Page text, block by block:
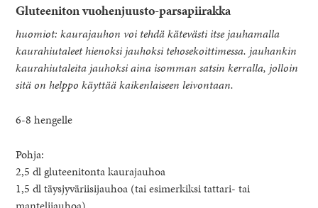
Gluteeniton vuohenjuusto-parsapiirakka
huomiot: kaurajauhon voi tehdä kätevästi itse jauhamalla
kaurahiutaleet hienoksi jauhoksi tehosekoittimessa. jauhankin
kaurahiutaleita jauhoksi aina isomman satsin kerralla, jolloin
sitä on helppo käyttää kaikenlaiseen leivontaan.
6-8 hengelle
Pohja:
2,5 dl gluteenitonta kaurajauhoa
1,5 dl täysjyväriisijauhoa (tai esimerkiksi tattari- tai